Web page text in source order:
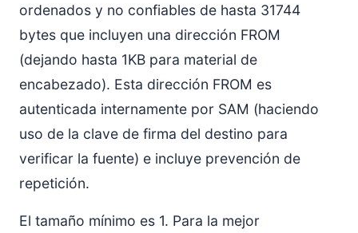
ordenados y no confiables de hasta 31744
bytes que incluyen una dirección FROM
(dejando hasta 1KB para material de
encabezado). Esta dirección FROM es
autenticada internamente por SAM (haciendo
uso de la clave de firma del destino para
verificar la fuente) e incluye prevención de
repetición.
El tamaño mínimo es 1. Para la mejor